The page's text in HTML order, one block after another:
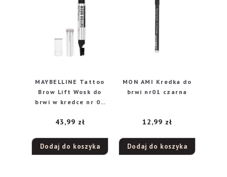
MAYBELLINE Tattoo
Brow Lift Wosk do
brwi w kredce nr 03
43,99 zł
Dodaj do koszyka
MON AMI Kredka do
brwi nr01 czarna
12,99 zł
Dodaj do koszyka